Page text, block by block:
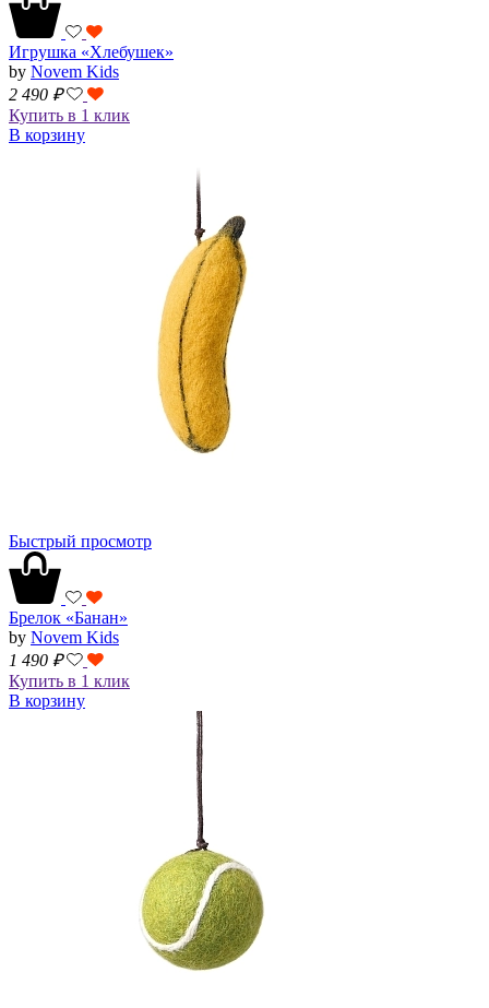
Игрушка «Хлебушек»
by Novem Kids
2 490 ₽
Купить в 1 клик
В корзину
Быстрый просмотр
Брелок «Банан»
by Novem Kids
1 490 ₽
Купить в 1 клик
В корзину